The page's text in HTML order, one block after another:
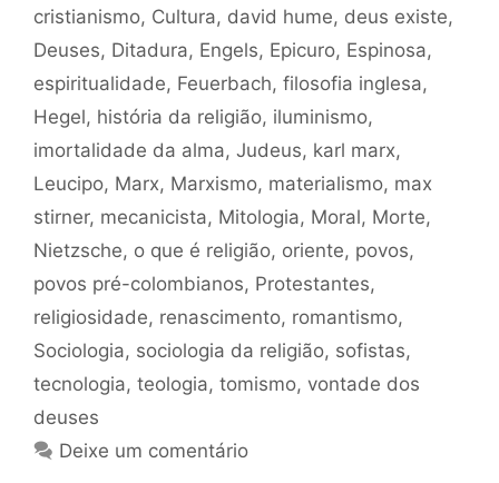
cristianismo, Cultura, david hume, deus existe,
Deuses, Ditadura, Engels, Epicuro, Espinosa,
espiritualidade, Feuerbach, filosofia inglesa,
Hegel, história da religião, iluminismo,
imortalidade da alma, Judeus, karl marx,
Leucipo, Marx, Marxismo, materialismo, max
stirner, mecanicista, Mitologia, Moral, Morte,
Nietzsche, o que é religião, oriente, povos,
povos pré-colombianos, Protestantes,
religiosidade, renascimento, romantismo,
Sociologia, sociologia da religião, sofistas,
tecnologia, teologia, tomismo, vontade dos
deuses
Deixe um comentário